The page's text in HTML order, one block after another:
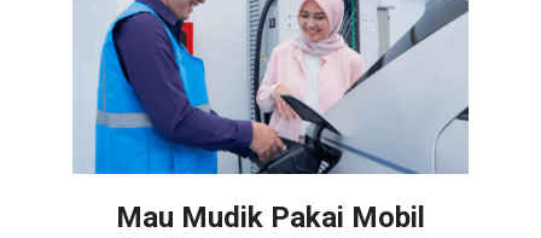
Mau Mudik Pakai Mobil